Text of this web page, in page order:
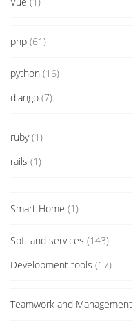
php (61)
python (16)
django (7)
ruby(1)
rails (1)
Smart Home (1)
Soft and services (143)
Development tools (17)
Teamwork and Management